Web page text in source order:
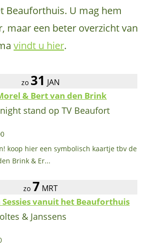
Beauforthuis. U mag hem
maar een beter overzicht van
vindt u hier.
zo 31 JAN
& Bert van den Brink
stand op TV Beaufort
koop hier een symbolisch kaartje tbv de
Brink & Er...
zo 7 MRT
vanuit het Beauforthuis
& Janssens